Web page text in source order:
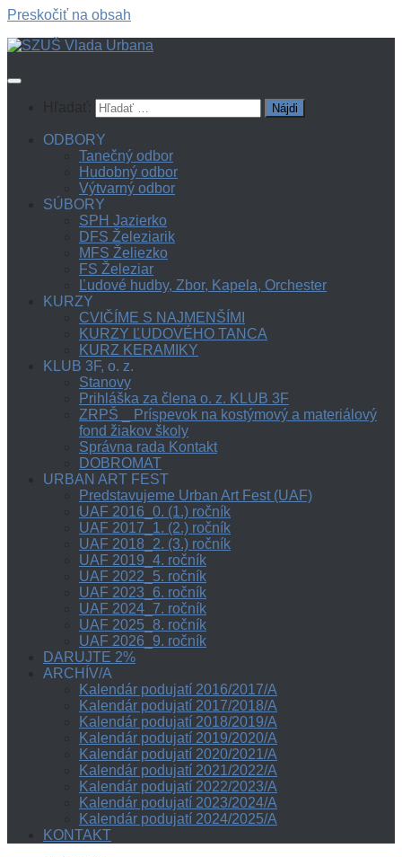
Preskočiť na obsah
ODBORY
Tanečný odbor
Hudobný odbor
Výtvarný odbor
SÚBORY
SPH Jazierko
DFS Železiarik
MFS Želiezko
FS Železiar
Ľudové hudby, Zbor, Kapela, Orchester
KURZY
CVIČÍME S NAJMENŠÍMI
KURZY ĽUDOVÉHO TANCA
KURZ KERAMIKY
KLUB 3F, o. z.
Stanovy
Prihláška za člena o. z. KLUB 3F
ZRPŠ _ Príspevok na kostýmový a materiálový
fond žiakov školy
Správna rada Kontakt
DOBROMAT
URBAN ART FEST
Predstavujeme Urban Art Fest (UAF)
UAF 2016_0. (1.) ročník
UAF 2017_1. (2.) ročník
UAF 2018_2. (3.) ročník
UAF 2019_4. ročník
UAF 2022_5. ročník
UAF 2023_6. ročník
UAF 2024_7. ročník
UAF 2025_8. ročník
UAF 2026_9. ročník
DARUJTE 2%
ARCHÍV/A
Kalendár podujatí 2016/2017/A
Kalendár podujatí 2017/2018/A
Kalendár podujatí 2018/2019/A
Kalendár podujatí 2019/2020/A
Kalendár podujatí 2020/2021/A
Kalendár podujatí 2021/2022/A
Kalendár podujatí 2022/2023/A
Kalendár podujatí 2023/2024/A
Kalendár podujatí 2024/2025/A
KONTAKT